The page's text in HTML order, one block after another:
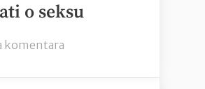
o seksu
komentarana